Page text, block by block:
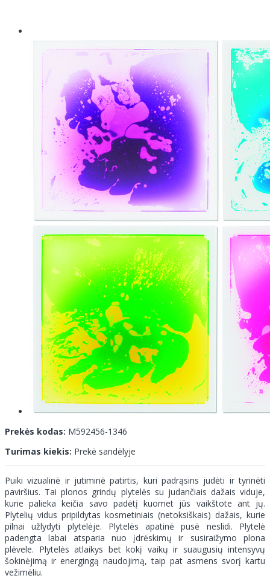
Prekės kodas: M592456-1346
Turimas kiekis: Prekė sandėlyje
Puiki vizualinė ir jutiminė patirtis, kuri padrąsins judėti ir tyrinėti
paviršius. Tai plonos grindų plytelės su judančiais dažais viduje,
kurie palieka keičia savo padėtį kuomet jūs vaikštote ant jų.
Plytelių vidus pripildytas kosmetiniais (netoksiškais) dažais, kurie
pilnai užlydyti plytelėje. Plytelės apatinė pusė neslidi. Plytelė
padengta labai atsparia nuo įdrėskimų ir susiraižymo plona
plėvele. Plytelės atlaikys bet kokį vaikų ir suaugusių intensyvų
šokinėjimą ir energingą naudojimą, taip pat asmens svorį kartu
vežimėliu.